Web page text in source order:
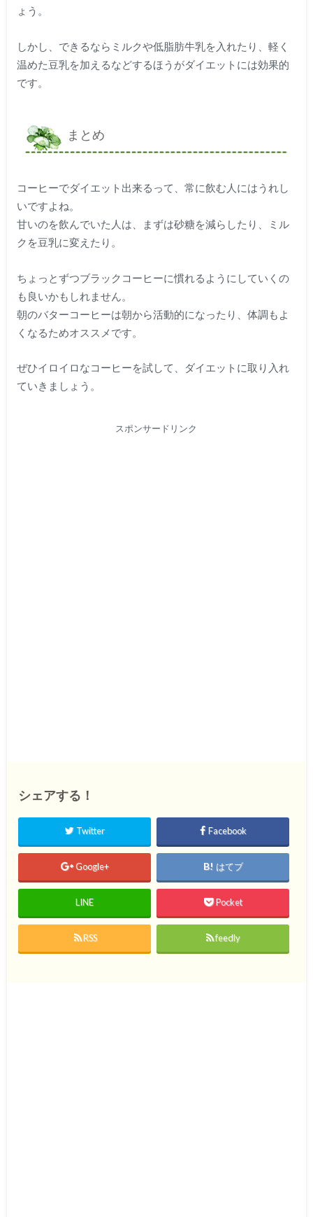
ょう。
しかし、できるならミルクや低脂肪牛乳を入れたり、軽く
温めた豆乳を加えるなどするほうがダイエットには効果的
です。
まとめ
コーヒーでダイエット出来るって、常に飲む人にはうれし
いですよね。
甘いのを飲んでいた人は、まずは砂糖を減らしたり、ミル
クを豆乳に変えたり。
ちょっとずつブラックコーヒーに慣れるようにしていくの
も良いかもしれません。
朝のバターコーヒーは朝から活動的になったり、体調もよ
くなるためオススメです。
ぜひイロイロなコーヒーを試して、ダイエットに取り入れ
ていきましょう。
スポンサードリンク
シェアする！
Twitter Facebook
Google+ はてブ
LINE Pocket
RSS feedly